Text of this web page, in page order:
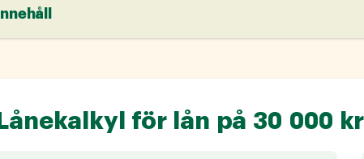
Innehåll
Lånekalkyl för lån på 30 000 kr